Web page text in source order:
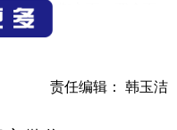
灾害防御方面，要全面
报、预警、预演、预
障工作，坚决守住水旱
责任编辑： 韩玉洁